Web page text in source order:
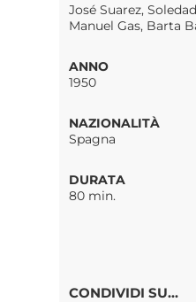
José Suarez,
Manuel Gas, Barta
ANNO
1950
NAZIONALITÀ
Spagna
DURATA
80 min.
CONDIVIDI SU...